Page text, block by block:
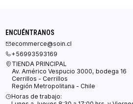
ENCUÉNTRANOS
ecommerce@soin.cl
+56993593169
TIENDA PRINCIPAL
Av. Américo Vespucio 3000, bodega 16
Cerrillos - Cerrillos
Región Metropolitana - Chile
Horas de trabajo: